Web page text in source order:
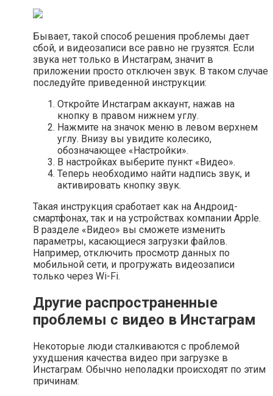
Бывает, такой способ решения проблемы дает
сбой, и видеозаписи все равно не грузятся. Если
звука нет только в Инстаграм, значит в
приложении просто отключен звук. В таком случае
последуйте приведенной инструкции:
Откройте Инстаграм аккаунт, нажав на
кнопку в правом нижнем углу.
Нажмите на значок меню в левом верхнем
углу. Внизу вы увидите колесико,
обозначающее «Настройки».
В настройках выберите пункт «Видео».
Теперь необходимо найти надпись звук, и
активировать кнопку звук.
Такая инструкция сработает как на Андроид-
смартфонах, так и на устройствах компании Apple.
В разделе «Видео» вы сможете изменить
параметры, касающиеся загрузки файлов.
Например, отключить просмотр данных по
мобильной сети, и прогружать видеозаписи
только через Wi-Fi.
Другие распространенные
проблемы с видео в Инстаграм
Некоторые люди сталкиваются с проблемой
ухудшения качества видео при загрузке в
Инстаграм. Обычно неполадки происходят по этим
причинам: